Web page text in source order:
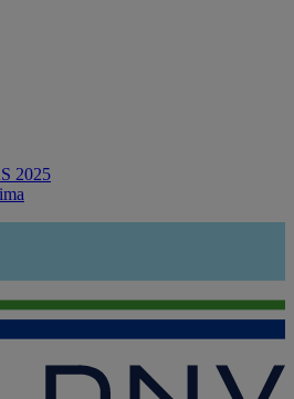
2025